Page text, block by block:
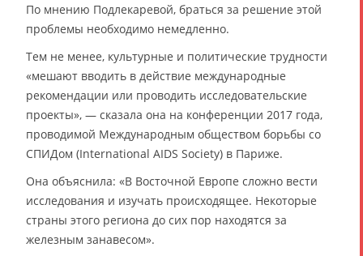
По мнению Подлекаревой, браться за решение этой
проблемы необходимо немедленно.
Тем не менее, культурные и политические трудности
«мешают вводить в действие международные
рекомендации или проводить исследовательские
проекты», — сказала она на конференции 2017 года,
проводимой Международным обществом борьбы со
СПИДом (International AIDS Society) в Париже.
Она объяснила: «В Восточной Европе сложно вести
исследования и изучать происходящее. Некоторые
страны этого региона до сих пор находятся за
железным занавесом».